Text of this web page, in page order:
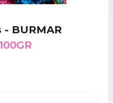
- BURMAR
100GR